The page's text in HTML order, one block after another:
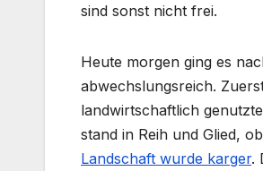
sind sonst nicht frei.
Heute morgen ging es
abwechslungsreich.
landwirtschaftlich
stand in Reih und Glied,
Landschaft wurde karger.